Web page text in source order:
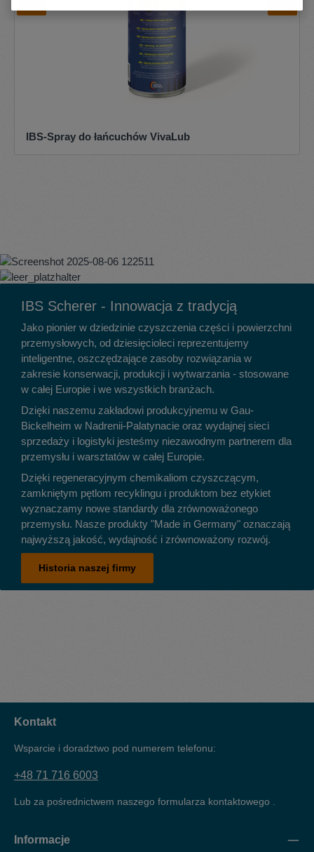
IBS-Spray do łańcuchów VivaLub
IBS Scherer - Innowacja z tradycją
Jako pionier w dziedzinie czyszczenia części i powierzchni
przemysłowych, od dziesięcioleci reprezentujemy
inteligentne, oszczędzające zasoby rozwiązania w
zakresie konserwacji, produkcji i wytwarzania - stosowane
w całej Europie i we wszystkich branżach.
Dzięki naszemu zakładowi produkcyjnemu w Gau-
Bickelheim w Nadrenii-Palatynacie oraz wydajnej sieci
sprzedaży i logistyki jesteśmy niezawodnym partnerem dla
przemysłu i warsztatów w całej Europie.
Dzięki regeneracyjnym chemikaliom czyszczącym,
zamkniętym pętlom recyklingu i produktom bez etykiet
wyznaczamy nowe standardy dla zrównoważonego
przemysłu. Nasze produkty "Made in Germany" oznaczają
najwyższą jakość, wydajność i zrównoważony rozwój.
Historia naszej firmy
Kontakt
Wsparcie i doradztwo pod numerem telefonu:
+48 71 716 6003
Lub za pośrednictwem naszego formularza kontaktowego
Informacje